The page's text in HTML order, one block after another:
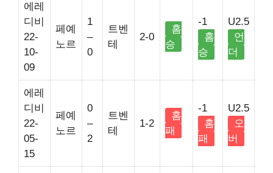
에레
디비
22-
10-
09
페예
노르
1
–
0
트벤
테
2-0
홈
승
-1
홈
승
U2.5
언
더
에레
디비
22-
05-
15
페예
노르
0
–
2
트벤
테
1-2
홈
패
-1
홈
패
U2.5
오
버